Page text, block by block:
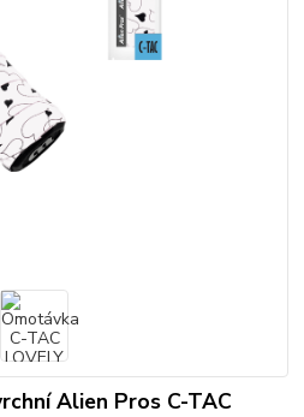
Alien Pros C-TAC